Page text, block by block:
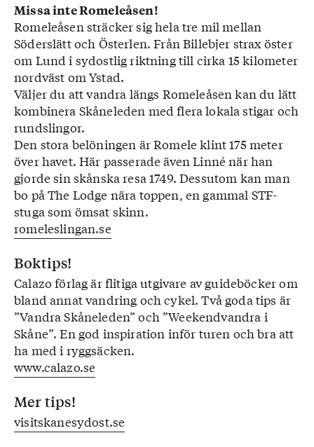
Missa inte Romeleåsen!
Romeleåsen sträcker sig hela tre mil mellan
Söderslätt och Österlen. Från Billebjer strax öster
om Lund i sydostlig riktning till cirka 15 kilometer
nordväst om Ystad.
Väljer du att vandra längs Romeleåsen kan du lätt
kombinera Skåneleden med flera lokala stigar och
rundslingor.
Den stora belöningen är Romele klint 175 meter
över havet. Här passerade även Linné när han
gjorde sin skånska resa 1749. Dessutom kan man
bo på The Lodge nära toppen, en gammal STF-
stuga som ömsat skinn.
romeleslingan.se
Boktips!
Calazo förlag är flitiga utgivare av guideböcker om
bland annat vandring och cykel. Två goda tips är
”Vandra Skåneleden” och ”Weekendvandra i
Skåne”. En god inspiration inför turen och bra att
ha med i ryggsäcken.
www.calazo.se
Mer tips!
visitskanesydost.se